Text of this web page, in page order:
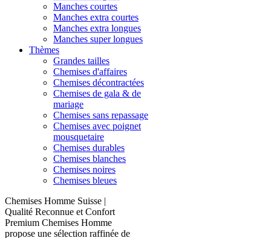
Manches courtes
Manches extra courtes
Manches extra longues
Manches super longues
Thèmes
Grandes tailles
Chemises d'affaires
Chemises décontractées
Chemises de gala & de
mariage
Chemises sans repassage
Chemises avec poignet
mousquetaire
Chemises durables
Chemises blanches
Chemises noires
Chemises bleues
Chemises Homme Suisse |
Qualité Reconnue et Confort
Premium Chemises Homme
propose une sélection raffinée de